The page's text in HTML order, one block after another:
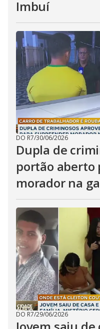
Imbuí
DO R7/30/06/2026
Dupla de
portão aberto
morador na
DO R7/29/06/2026